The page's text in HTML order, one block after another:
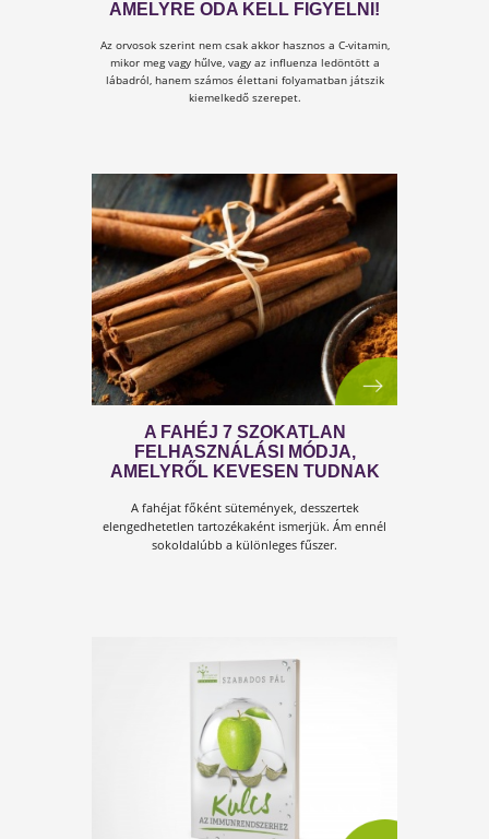
VÉGSŐ MEGOLDÁS A VÍRUSOK
ELLEN!
Azoknak, akiknek van fülük a hallásra, szemük a
LÉGZÉS ÉS A LÉGÚTI FERTŐZÉST
légúti fertőzésekre.